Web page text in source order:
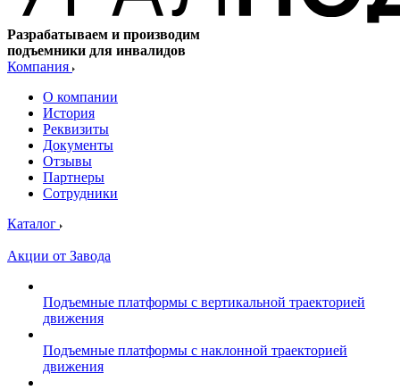
Разрабатываем и производим
подъемники для инвалидов
Компания
О компании
История
Реквизиты
Документы
Отзывы
Партнеры
Сотрудники
Каталог
Акции от Завода
Подъемные платформы с вертикальной траекторией
движения
Подъемные платформы с наклонной траекторией
движения